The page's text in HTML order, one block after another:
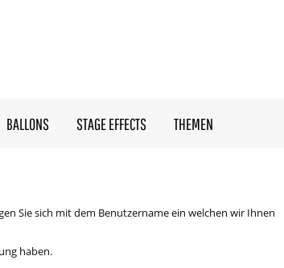
BALLONS STAGE EFFECTS THEMEN
Sie sich mit dem Benutzername ein welchen wir Ihnen
haben.